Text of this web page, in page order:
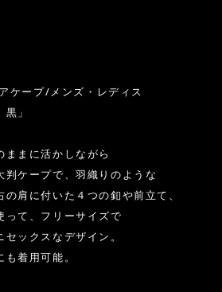
ケープ/メンズ・レディス
」
まに活かしながら
判ケープで、羽織りのような
肩に付いた４つの釦や前立て、
って、フリーサイズで
ックスなデザイン。
着用可能。